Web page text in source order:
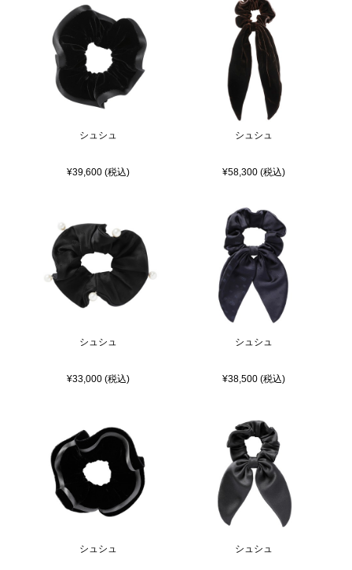
シュシュ
¥39,600 (税込)
シュシュ
¥58,300 (税込)
シュシュ
¥33,000 (税込)
シュシュ
¥38,500 (税込)
シュシュ シュシュ